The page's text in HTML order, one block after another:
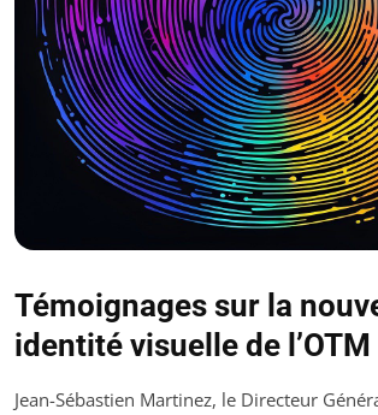
Témoignages sur la
identité visuelle de l’OTM
Jean-Sébastien Martinez, le Directeur